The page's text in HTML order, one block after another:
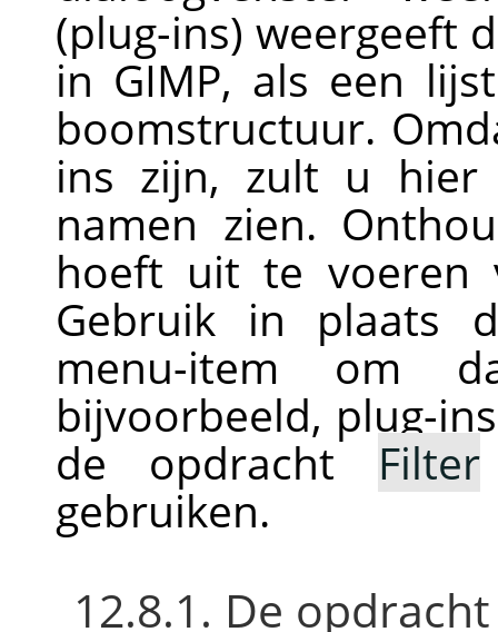
(plug-ins) weergeeft
in GIMP, als een
boomstructuur.
ins zijn, zult u hier
namen zien.
hoeft uit te voeren
Gebruik in plaats
menu-item om
bijvoorbeeld, plug-
de opdracht Filter
gebruiken.
12.8.1. De